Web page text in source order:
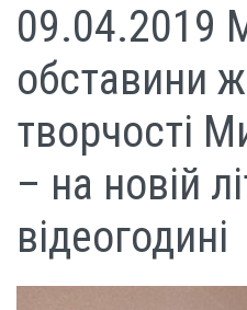
09.04.2019
обставини
творчості
– на новій
відеогодині